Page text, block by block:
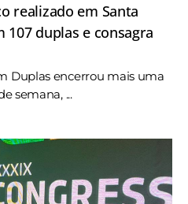
realizado em Santa
107 duplas e consagra
Duplas encerrou mais uma
semana, ...